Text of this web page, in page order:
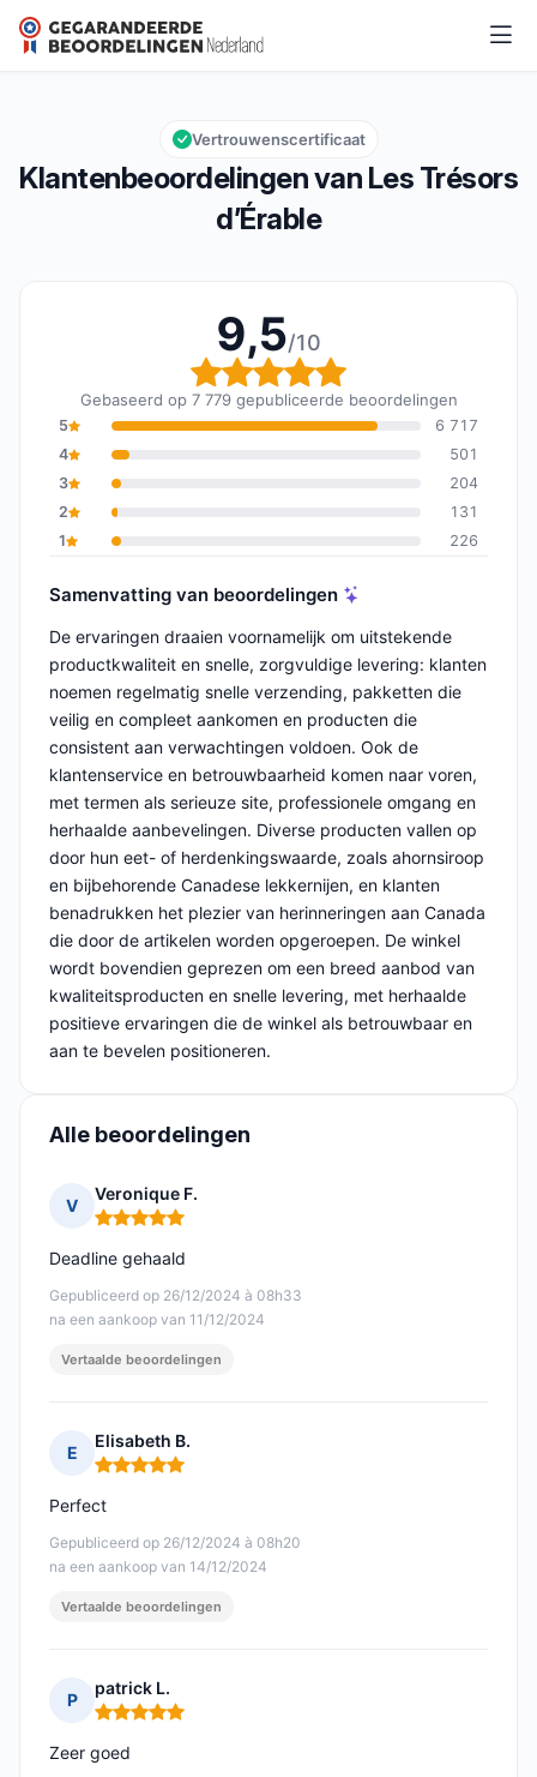
Les Trésors d’Érable
Algemene beoordeling: 9,5 van 10
9,5/10
Klantenbeoordelingen van Les Trésors
d’Érable
Vertrouwenscertificaat
9,5/10
Algemene beoordeling:
Gebaseerd op 7 779 gepubliceerde beoordelingen
5
6 717
4
501
3
204
2
131
1
226
Samenvatting van beoordelingen
De ervaringen draaien voornamelijk om uitstekende
productkwaliteit en snelle, zorgvuldige levering: klanten
noemen regelmatig snelle verzending, pakketten die
veilig en compleet aankomen en producten die
consistent aan verwachtingen voldoen. Ook de
klantenservice en betrouwbaarheid komen naar voren,
met termen als serieuze site, professionele omgang en
herhaalde aanbevelingen. Diverse producten vallen op
door hun eet- of herdenkingswaarde, zoals ahornsiroop
en bijbehorende Canadese lekkernijen, en klanten
benadrukken het plezier van herinneringen aan Canada
die door de artikelen worden opgeroepen. De winkel
wordt bovendien geprezen om een breed aanbod van
kwaliteitsproducten en snelle levering, met herhaalde
positieve ervaringen die de winkel als betrouwbaar en
aan te bevelen positioneren.
Alle beoordelingen
V
Veronique F.
Opmerking: 5 van 5
Gepubliceerd op 26/12/2024 à 08h33
na een aankoop van 11/12/2024
Deadline gehaald
Vertaalde beoordelingen
E
Elisabeth B.
Opmerking: 5 van 5
Gepubliceerd op 26/12/2024 à 08h20
na een aankoop van 14/12/2024
Perfect
Vertaalde beoordelingen
P
patrick L.
Opmerking: 5 van 5
Zeer goed